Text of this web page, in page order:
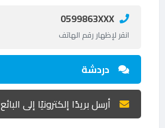
0599863XXX
انقر لإظهار رقم الهاتف
دردشة
أرسل بريدًا إلكترونيًا إلى البائع